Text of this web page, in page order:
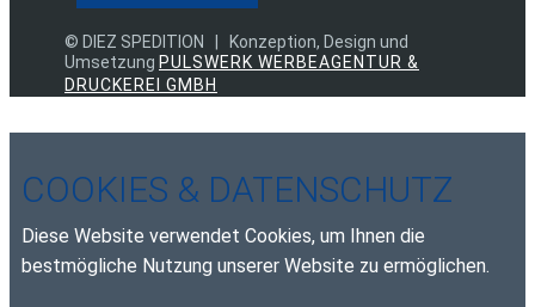
© DIEZ SPEDITION | Konzeption, Design und
Umsetzung PULSWERK WERBEAGENTUR &
DRUCKEREI GMBH
COOKIES & DATENSCHUTZ
Diese Website verwendet Cookies, um Ihnen die
bestmögliche Nutzung unserer Website zu ermöglichen.